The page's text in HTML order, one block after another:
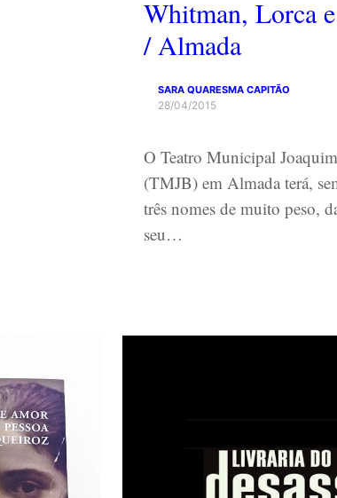
Whitman, Lorca e
/ Almada
SARA QUARESMA CAPITÃO
28/04/2015
O Teatro Municipal
(TMJB) em Almada terá,
três nomes de muito peso,
seu…